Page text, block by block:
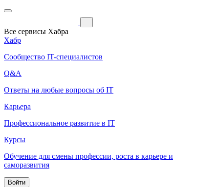
Все сервисы Хабра
Хабр
Сообщество IT-специалистов
Q&A
Ответы на любые вопросы об IT
Карьера
Профессиональное развитие в IT
Курсы
Обучение для смены профессии, роста в карьере и
саморазвития
Войти